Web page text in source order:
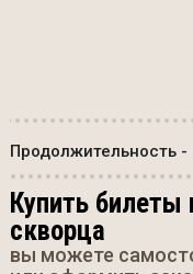
Продолжительность -
Купить
скворца
вы можете